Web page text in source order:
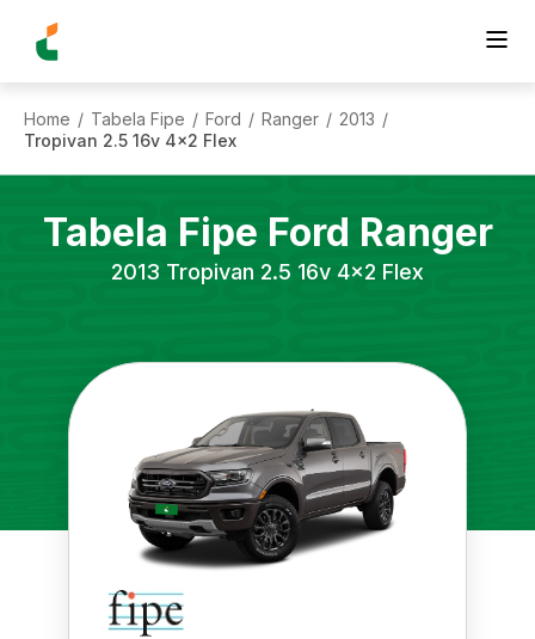
Home / Tabela Fipe / Ford / Ranger / 2013 /
Tropivan 2.5 16v 4x2 Flex
Tabela Fipe Ford Ranger
2013 Tropivan 2.5 16v 4x2 Flex